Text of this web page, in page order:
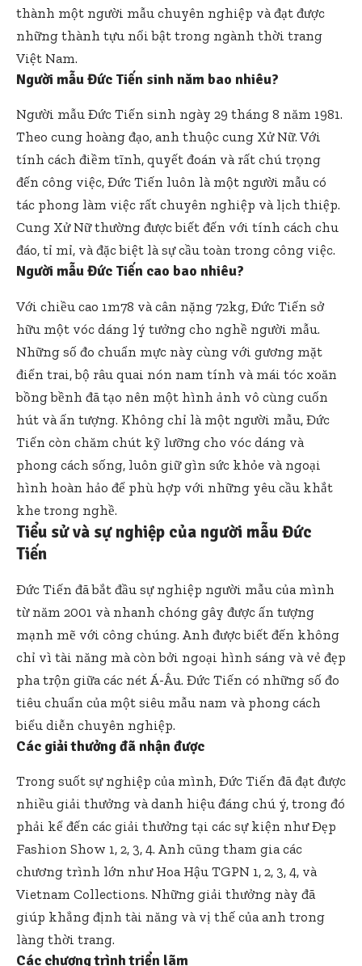
thành một người mẫu chuyên nghiệp và đạt được
những thành tựu nổi bật trong ngành thời trang
Việt Nam.
Người mẫu Đức Tiến sinh năm bao nhiêu?
Người mẫu Đức Tiến sinh ngày 29 tháng 8 năm 1981.
Theo cung hoàng đạo, anh thuộc cung Xử Nữ. Với
tính cách điềm tĩnh, quyết đoán và rất chú trọng
đến công việc, Đức Tiến luôn là một người mẫu có
tác phong làm việc rất chuyên nghiệp và lịch thiệp.
Cung Xử Nữ thường được biết đến với tính cách chu
đáo, tỉ mỉ, và đặc biệt là sự cầu toàn trong công việc.
Người mẫu Đức Tiến cao bao nhiêu?
Với chiều cao 1m78 và cân nặng 72kg, Đức Tiến sở
hữu một vóc dáng lý tưởng cho nghề người mẫu.
Những số đo chuẩn mực này cùng với gương mặt
điển trai, bộ râu quai nón nam tính và mái tóc xoăn
bồng bềnh đã tạo nên một hình ảnh vô cùng cuốn
hút và ấn tượng. Không chỉ là một người mẫu, Đức
Tiến còn chăm chút kỹ lưỡng cho vóc dáng và
phong cách sống, luôn giữ gìn sức khỏe và ngoại
hình hoàn hảo để phù hợp với những yêu cầu khắt
khe trong nghề.
Tiểu sử và sự nghiệp của người mẫu Đức
Tiến
Đức Tiến đã bắt đầu sự nghiệp người mẫu của mình
từ năm 2001 và nhanh chóng gây được ấn tượng
mạnh mẽ với công chúng. Anh được biết đến không
chỉ vì tài năng mà còn bởi ngoại hình sáng và vẻ đẹp
pha trộn giữa các nét Á-Âu. Đức Tiến có những số đo
tiêu chuẩn của một siêu mẫu nam và phong cách
biểu diễn chuyên nghiệp.
Các giải thưởng đã nhận được
Trong suốt sự nghiệp của mình, Đức Tiến đã đạt được
nhiều giải thưởng và danh hiệu đáng chú ý, trong đó
phải kể đến các giải thưởng tại các sự kiện như Đẹp
Fashion Show 1, 2, 3, 4. Anh cũng tham gia các
chương trình lớn như Hoa Hậu TGPN 1, 2, 3, 4, và
Vietnam Collections. Những giải thưởng này đã
giúp khẳng định tài năng và vị thế của anh trong
làng thời trang.
Các chương trình triển lãm